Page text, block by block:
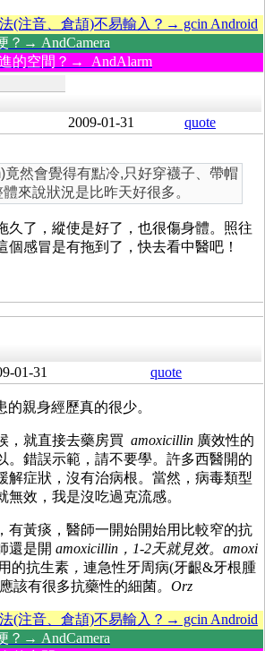
(注音、倉頡)不易輸入？→ gcin Android
？→ AndCamera
的空間？→ AndAlarm
2009-01-31 quote
竟然會覺得有點冷,只好穿襪子、帶帽
來說狀況是比昨天好很多。
久了，縱使是好了，也很傷身體。照往
個感冒是有拖到了，快去看中醫吧！
01-31 quote
的親身經歷真的很少。
，就直接去藥房買 amoxicillin 廣效性的
。錯誤示範，請不要學。許多西醫開的
解症狀，沒有治病根。當然，病毒類型
無效，我是沒吃過克流感。
有黃痰，醫師一開始開始用比較窄的抗
還是開 amoxicillin，1-2天就見效。 amoxi
的抗生素 ， 連急性牙周病(牙齦&牙根腫
該有很多抗藥性的細菌。Orz
(注音、倉頡)不易輸入？→ gcin Android
？→ AndCamera